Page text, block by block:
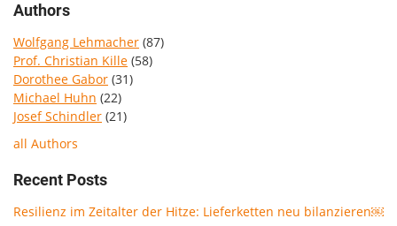
Authors
Wolfgang Lehmacher (87)
Prof. Christian Kille (58)
Dorothee Gabor (31)
Michael Huhn (22)
Josef Schindler (21)
all Authors
Recent Posts
Resilienz im Zeitalter der Hitze: Lieferketten neu bilanzieren￼